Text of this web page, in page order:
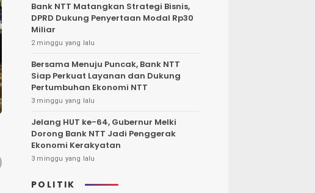
Bank NTT Matangkan Strategi Bisnis,
DPRD Dukung Penyertaan Modal Rp30
Miliar
2 minggu yang lalu
Bersama Menuju Puncak, Bank NTT
Siap Perkuat Layanan dan Dukung
Pertumbuhan Ekonomi NTT
3 minggu yang lalu
Jelang HUT ke-64, Gubernur Melki
Dorong Bank NTT Jadi Penggerak
Ekonomi Kerakyatan
3 minggu yang lalu
POLITIK